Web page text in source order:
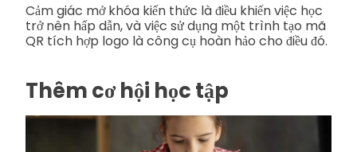
Cảm giác mở khóa kiến thức là điều khiến việc học
trở nên hấp dẫn, và việc sử dụng một trình tạo mã
QR tích hợp logo là công cụ hoàn hảo cho điều đó.
Thêm cơ hội học tập